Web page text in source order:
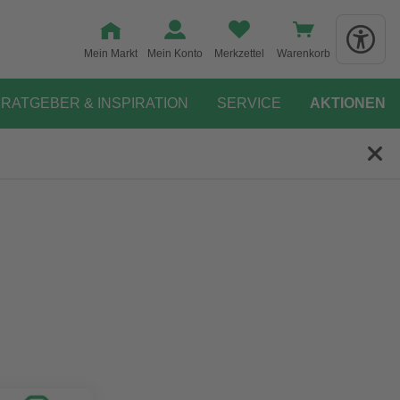
Mein Markt Mein Konto Merkzettel Warenkorb
RATGEBER & INSPIRATION SERVICE AKTIONEN